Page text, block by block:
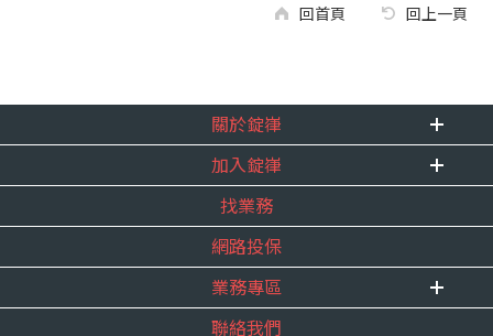
回首頁 回上一頁
關於錠嵂
企業資訊
重要事跡
得獎紀錄
服務宣言
合作夥伴
加入錠嵂
內勤招聘
精英招募
年度增員計畫
找業務
網路投保
業務專區
聯絡我們